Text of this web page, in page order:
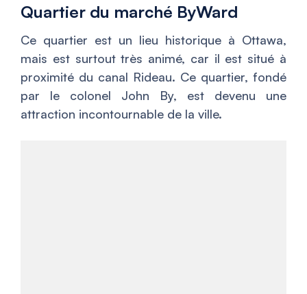
Quartier du marché ByWard
Ce quartier est un lieu historique à Ottawa,
mais est surtout très animé, car il est situé à
proximité du canal Rideau. Ce quartier, fondé
par le colonel John By, est devenu une
attraction incontournable de la ville.